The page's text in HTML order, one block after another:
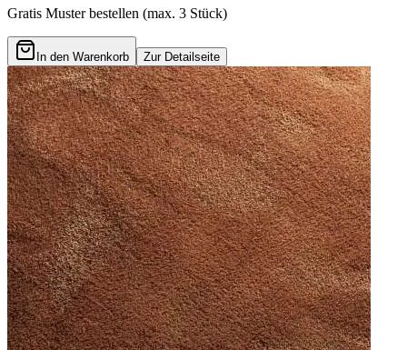
Gratis Muster bestellen (max. 3 Stück)
In den Warenkorb Zur Detailseite